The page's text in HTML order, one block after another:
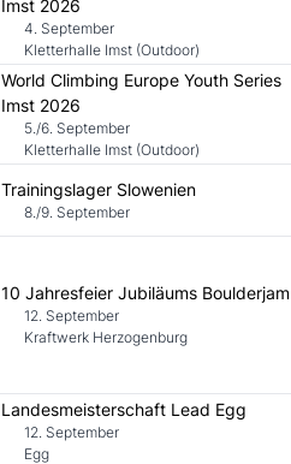
Imst 2026
4. September
Kletterhalle Imst (Outdoor)
World Climbing Europe Youth Series
Imst 2026
5./6. September
Kletterhalle Imst (Outdoor)
Trainingslager Slowenien
8./9. September
10 Jahresfeier Jubiläums Boulderjam
12. September
Kraftwerk Herzogenburg
Landesmeisterschaft Lead Egg
12. September
Egg